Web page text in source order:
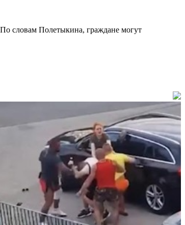
словам Полетыкина, граждане могут